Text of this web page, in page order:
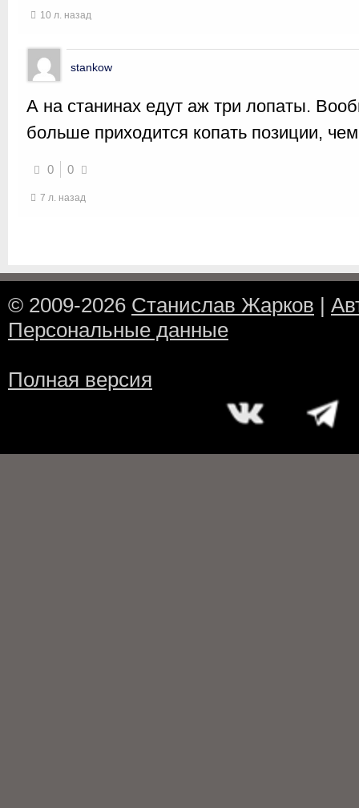
10 л. назад
stankow
А на станинах едут аж три лопаты.
больше приходится копать позиции,
0 0
7 л. назад
© 2009-2026 Станислав Жарков |
Персональные данные
Полная версия